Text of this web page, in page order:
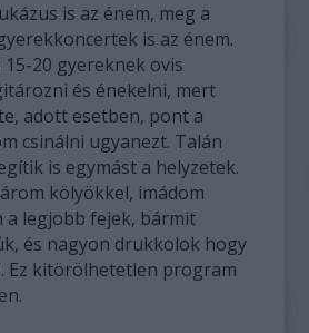
is az énem, meg a
is az énem.
15-20 gyereknek ovis
és énekelni, mert
adott esetben, pont a
csinálni ugyanezt. Talán
is egymást a helyzetek.
kölyökkel, imádom
a legjobb fejek, bármit
és nagyon drukkolok hogy
Ez kitörölhetetlen program